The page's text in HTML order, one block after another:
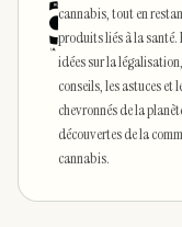
cannabis, tout en
produits liés à la santé.
idées sur la
conseils, les astuces
chevronnés de la
découvertes de la
cannabis.